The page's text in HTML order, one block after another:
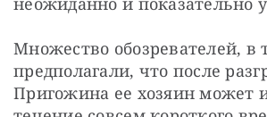
Множество обозревателей, в
предполагали, что после
Пригожина ее хозяин может